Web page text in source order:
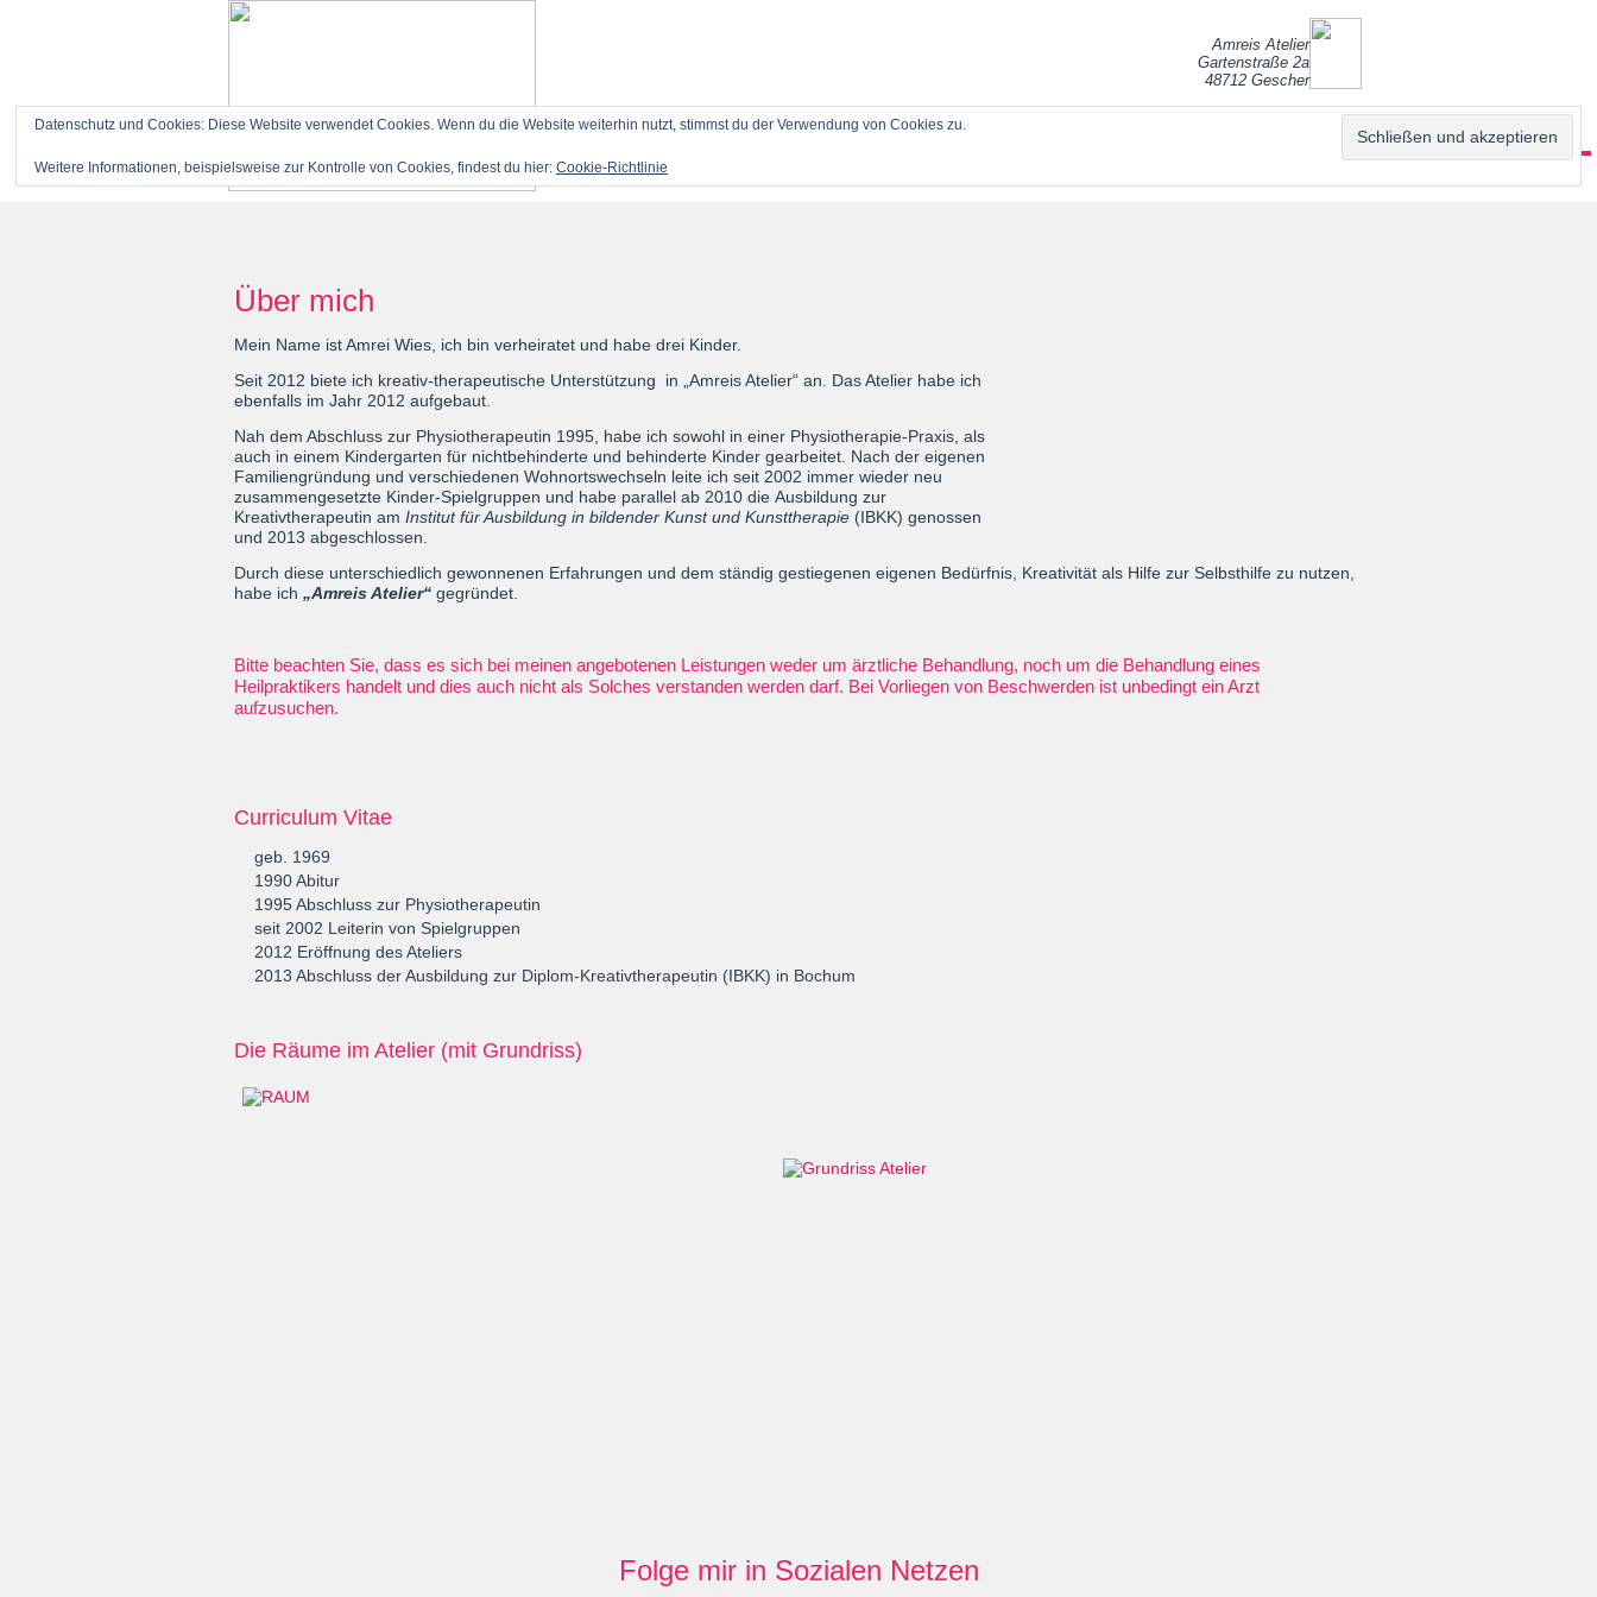
Datenschutz und Cookies: Diese Website verwendet Cookies. Wenn du die Website weiterhin nutzt, stimmst du der Verwendung von Cookies zu.
Weitere Informationen, beispielsweise zur Kontrolle von Cookies, findest du hier: Cookie-Richtlinie
Amreis Atelier
Gartenstraße 2a
48712 Gescher
Über mich
Mein Name ist Amrei Wies, ich bin verheiratet und habe drei Kinder.
Seit 2012 biete ich kreativ-therapeutische Unterstützung in „Amreis Atelier“ an. Das Atelier habe ich
ebenfalls im Jahr 2012 aufgebaut.
Nah dem Abschluss zur Physiotherapeutin 1995, habe ich sowohl in einer Physiotherapie-Praxis, als
auch in einem Kindergarten für nichtbehinderte und behinderte Kinder gearbeitet. Nach der eigenen
Familiengründung und verschiedenen Wohnortswechseln leite ich seit 2002 immer wieder neu
zusammengesetzte Kinder-Spielgruppen und habe parallel ab 2010 die Ausbildung zur
Kreativtherapeutin am Institut für Ausbildung in bildender Kunst und Kunsttherapie (IBKK) genossen
und 2013 abgeschlossen.
Durch diese unterschiedlich gewonnenen Erfahrungen und dem ständig gestiegenen eigenen Bedürfnis, Kreativität als Hilfe zur Selbsthilfe zu nutzen,
habe ich „Amreis Atelier“ gegründet.
Bitte beachten Sie, dass es sich bei meinen angebotenen Leistungen weder um ärztliche Behandlung, noch um die Behandlung eines
Heilpraktikers handelt und dies auch nicht als Solches verstanden werden darf. Bei Vorliegen von Beschwerden ist unbedingt ein Arzt
aufzusuchen.
Curriculum Vitae
geb. 1969
1990 Abitur
1995 Abschluss zur Physiotherapeutin
seit 2002 Leiterin von Spielgruppen
2012 Eröffnung des Ateliers
2013 Abschluss der Ausbildung zur Diplom-Kreativtherapeutin (IBKK) in Bochum
Die Räume im Atelier (mit Grundriss)
Folge mir in Sozialen Netzen